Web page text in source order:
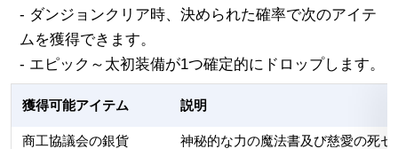
- ダンジョンクリア時、決められた確率で次のアイテ
ムを獲得できます。
- エピック～太初装備が1つ確定的にドロップします。
獲得可能アイテム 説明
商工協議会の銀貨 神秘的な力の魔法書及び慈愛の死